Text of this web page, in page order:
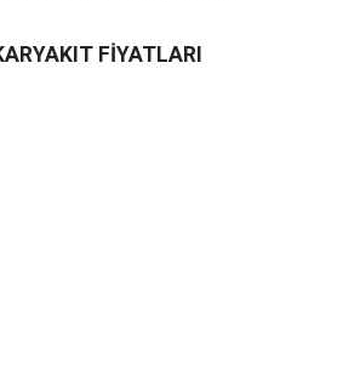
FİYATLARI